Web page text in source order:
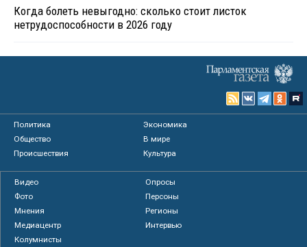
Когда болеть невыгодно: сколько стоит листок
нетрудоспособности в 2026 году
Политика
Экономика
Общество
В мире
Происшествия
Культура
Видео
Опросы
Фото
Персоны
Мнения
Регионы
Медиацентр
Интервью
Колумнисты